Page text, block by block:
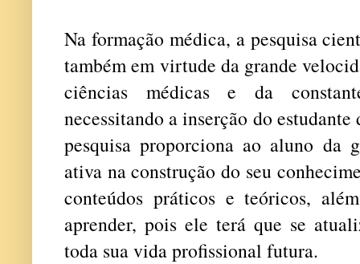
Na formação médica, a pesquisa
também em virtude da grande
ciências médicas e da
necessitando a inserção do
pesquisa proporciona ao aluno da
ativa na construção do seu
conteúdos práticos e teóricos,
aprender, pois ele terá que se
toda sua vida profissional futura.